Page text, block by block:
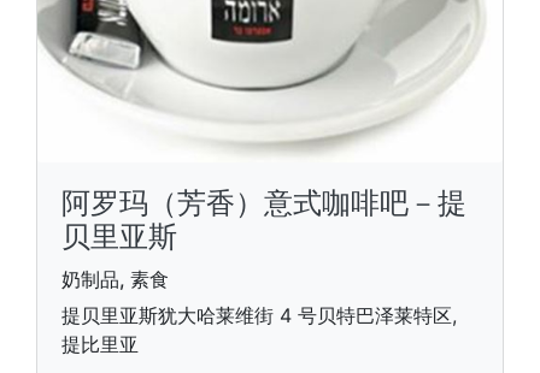
阿罗玛（芳香）意式咖啡吧－提
贝里亚斯
奶制品, 素食
提贝里亚斯犹大哈莱维街 4 号贝特巴泽莱特区,
提比里亚